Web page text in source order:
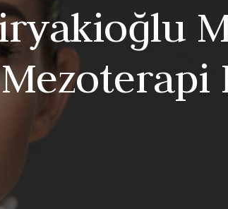
Mezoterapi